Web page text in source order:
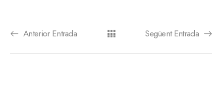
Anterior Entrada Següent Entrada